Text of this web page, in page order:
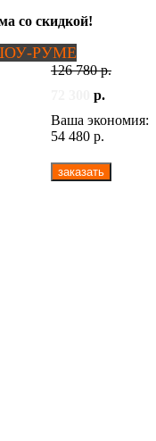
со скидкой!
РУМЕ
126 780 р.
р.
Ваша экономия:
54 480 р.
заказать